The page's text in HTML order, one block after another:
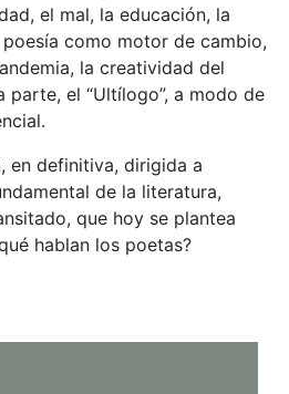
el mal, la educación, la
como motor de cambio,
la creatividad del
el “Ultílogo”, a modo de
en definitiva, dirigida a
de la literatura,
que hoy se plantea
hablan los poetas?